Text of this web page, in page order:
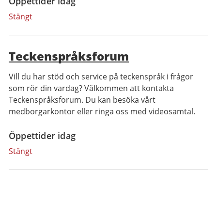
Stängt
Teckenspråksforum
Vill du har stöd och service på teckenspråk i frågor
som rör din vardag? Välkommen att kontakta
Teckenspråksforum. Du kan besöka vårt
medborgarkontor eller ringa oss med videosamtal.
Öppettider idag
Stängt